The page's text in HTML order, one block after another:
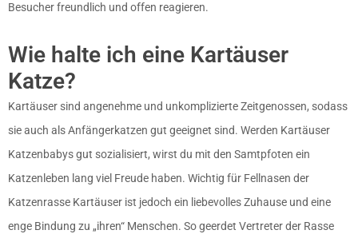
Besucher freundlich und offen reagieren.
Wie halte ich eine Kartäuser
Katze?
Kartäuser sind angenehme und unkomplizierte Zeitgenossen, sodass
sie auch als Anfängerkatzen gut geeignet sind. Werden Kartäuser
Katzenbabys gut sozialisiert, wirst du mit den Samtpfoten ein
Katzenleben lang viel Freude haben. Wichtig für Fellnasen der
Katzenrasse Kartäuser ist jedoch ein liebevolles Zuhause und eine
enge Bindung zu „ihren“ Menschen. So geerdet Vertreter der Rasse